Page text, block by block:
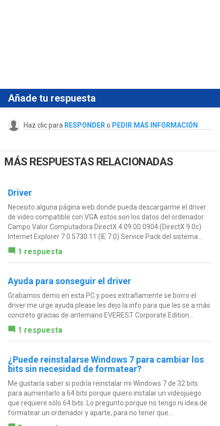
Añade tu respuesta
Haz clic para RESPONDER o PEDIR MÁS INFORMACIÓN
MÁS RESPUESTAS RELACIONADAS
Driver
Necesito alguna página web donde pueda descargarme el driver
de video compatible con VGA estos son los datos del ordenador:
Campo Valor Computadora DirectX 4.09.00.0904 (DirectX 9.0c)
Internet Explorer 7.0.5730.11 (IE 7.0) Service Pack del sistema...
1 respuesta
Ayuda para sonseguir el driver
Grabamos demo en esta PC y poes extrañamente se borro el
driver me urge ayuda please les dejo la info para que les se a más
concreto gracias de antemano EVEREST Corporate Edition...
1 respuesta
¿Puede reinstalarse Windows 7 para cambiar los
bits sin necesidad de formatear?
Me gustaría saber si podría reinstalar mi Windows 7 de 32 bits
para aumentarlo a 64 bits porque quiero instalar un videojuego
que requiere sólo 64 bits. Lo pregunto porque no tengo ni idea de
formatear un ordenador y aparte, para no tener que...